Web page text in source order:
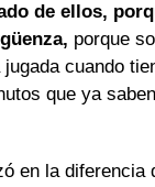
de ellos,
porque
cuando
que ya
en la diferencia